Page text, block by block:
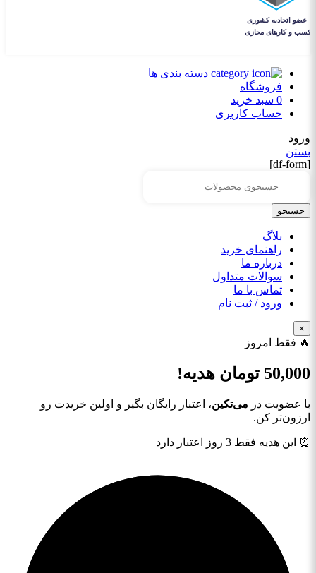
دسته بندی ها
فروشگاه
0 سبد خرید
حساب کاربری
ورود
بستن
[df-form]
جستجو
بلاگ
راهنمای خرید
درباره ما
سوالات متداول
تماس با ما
ورود / ثبت نام
×
🔥 فقط امروز
50,000 تومان هدیه!
با عضویت در می‌تکین، اعتبار رایگان بگیر و اولین خریدت رو
ارزون‌تر کن.
⏰ این هدیه فقط 3 روز اعتبار دارد